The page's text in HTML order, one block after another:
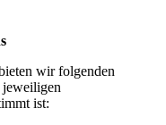
wir folgenden
jeweiligen
ist: